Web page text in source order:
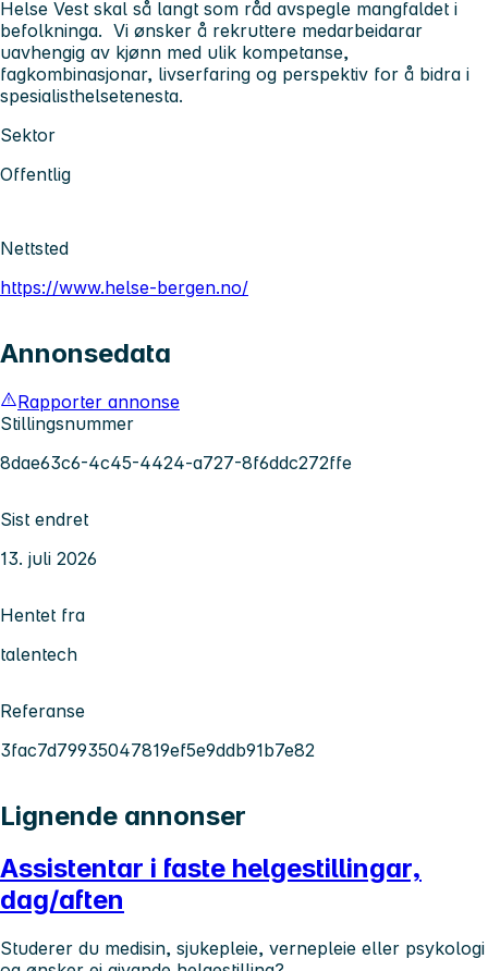
Helse Vest skal så langt som råd avspegle mangfaldet i
befolkninga. Vi ønsker å rekruttere medarbeidarar
uavhengig av kjønn med ulik kompetanse,
fagkombinasjonar, livserfaring og perspektiv for å bidra i
spesialisthelsetenesta.
Sektor
Offentlig
Nettsted
https://www.helse-bergen.no/
Annonsedata
Rapporter annonse
Stillingsnummer
8dae63c6-4c45-4424-a727-8f6ddc272ffe
Sist endret
13. juli 2026
Hentet fra
talentech
Referanse
3fac7d79935047819ef5e9ddb91b7e82
Lignende annonser
Assistentar i faste helgestillingar,
dag/aften
Studerer du medisin, sjukepleie, vernepleie eller psykologi